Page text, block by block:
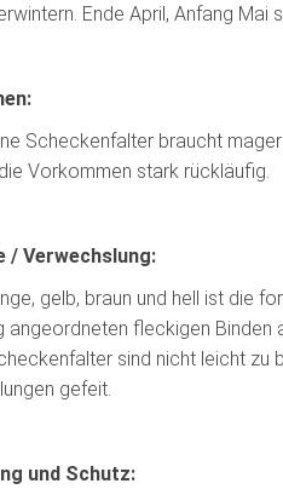
Ende April, Anfang Mai
Scheckenfalter braucht
Vorkommen stark rückläufig.
/ Verwechslung:
gelb, braun und hell ist die
angeordneten fleckigen Binden
sind nicht leicht zu
gefeit.
und Schutz: